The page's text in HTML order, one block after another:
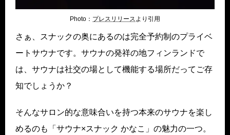
Photo： プレス リリースより引用
さぁ、スナックの奥にあるのは完全予約制のプライベ
ートサウナです。サウナの発祥の地フィンランドで
は、サウナは社交の場として機能する場所だってご存
知でしょうか？
そんなサロン的な意味合いを持つ本来のサウナを楽し
めるのも「サウナ×スナック かなこ」の魅力の一つ。